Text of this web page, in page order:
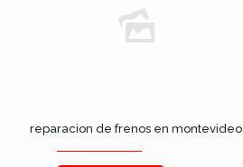
reparacion de frenos en montevideo